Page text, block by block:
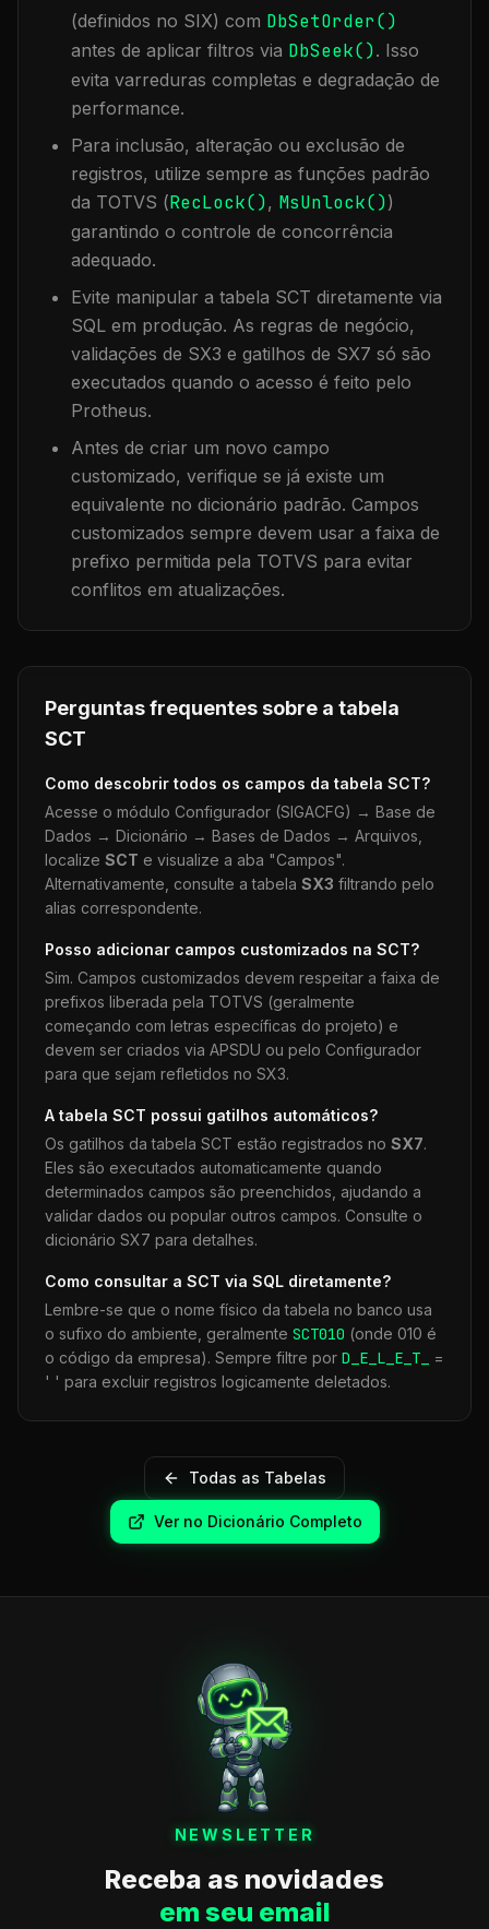
(definidos no SIX) com DbSetOrder()
antes de aplicar filtros via DbSeek(). Isso
evita varreduras completas e degradação de
performance.
Para inclusão, alteração ou exclusão de
registros, utilize sempre as funções padrão
da TOTVS (RecLock(), MsUnlock())
garantindo o controle de concorrência
adequado.
Evite manipular a tabela SCT diretamente via
SQL em produção. As regras de negócio,
validações de SX3 e gatilhos de SX7 só são
executados quando o acesso é feito pelo
Protheus.
Antes de criar um novo campo
customizado, verifique se já existe um
equivalente no dicionário padrão. Campos
customizados sempre devem usar a faixa de
prefixo permitida pela TOTVS para evitar
conflitos em atualizações.
Perguntas frequentes sobre a tabela
SCT
Como descobrir todos os campos da tabela SCT?
Acesse o módulo Configurador (SIGACFG) → Base de
Dados → Dicionário → Bases de Dados → Arquivos,
localize SCT e visualize a aba "Campos".
Alternativamente, consulte a tabela SX3 filtrando pelo
alias correspondente.
Posso adicionar campos customizados na SCT?
Sim. Campos customizados devem respeitar a faixa de
prefixos liberada pela TOTVS (geralmente
começando com letras específicas do projeto) e
devem ser criados via APSDU ou pelo Configurador
para que sejam refletidos no SX3.
A tabela SCT possui gatilhos automáticos?
Os gatilhos da tabela SCT estão registrados no SX7.
Eles são executados automaticamente quando
determinados campos são preenchidos, ajudando a
validar dados ou popular outros campos. Consulte o
dicionário SX7 para detalhes.
Como consultar a SCT via SQL diretamente?
Lembre-se que o nome físico da tabela no banco usa
o sufixo do ambiente, geralmente SCT010 (onde 010 é
o código da empresa). Sempre filtre por D_E_L_E_T_
=
' ' para excluir registros logicamente deletados.
Todas as Tabelas
Ver no Dicionário Completo
NEWSLETTER
Receba as novidades
em seu email